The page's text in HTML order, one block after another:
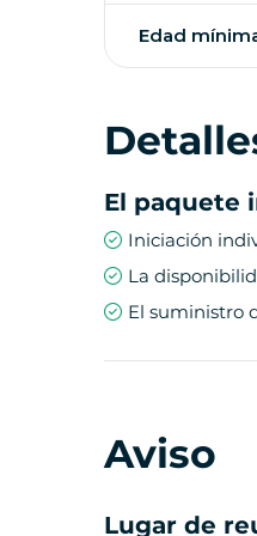
Edad
El paquete
Iniciación
La
El suministro
Aviso
Lugar de